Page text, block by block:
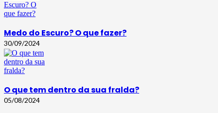
Medo do Escuro? O que fazer?
30/09/2024
O que tem dentro da sua fralda?
05/08/2024